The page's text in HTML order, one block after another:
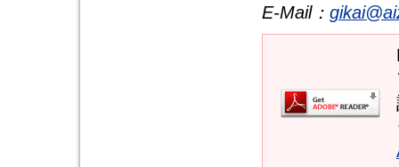
E-Mail：